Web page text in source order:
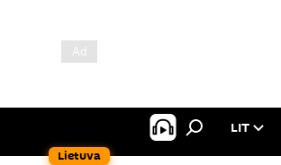
Lietuva
LIT